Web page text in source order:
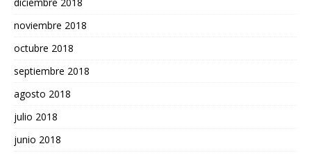
noviembre 2018
octubre 2018
septiembre 2018
agosto 2018
julio 2018
junio 2018